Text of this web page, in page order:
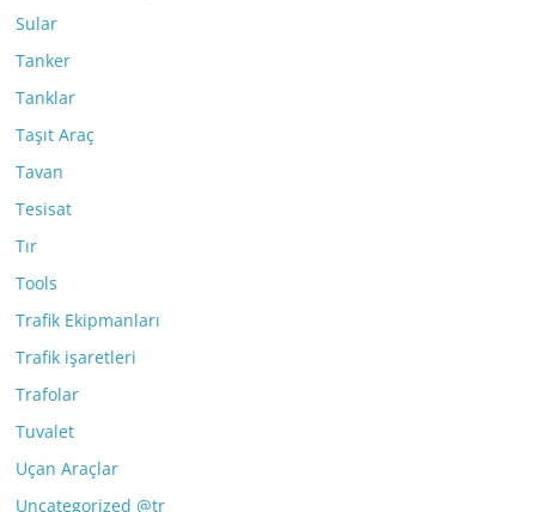
Sular
Tanker
Tanklar
Taşıt Araç
Tavan
Tesisat
Tır
Tools
Trafik Ekipmanları
Trafik işaretleri
Trafolar
Tuvalet
Uçan Araçlar
Uncategorized @tr